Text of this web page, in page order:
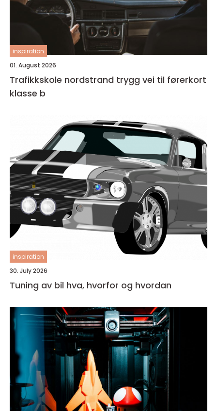
inspiration
01. August 2026
Trafikkskole nordstrand trygg vei til førerkort
klasse b
inspiration
30. July 2026
Tuning av bil hva, hvorfor og hvordan